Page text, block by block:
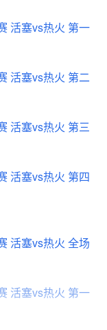
活塞vs热火 第一
活塞vs热火 第二
活塞vs热火 第三
活塞vs热火 第四
活塞vs热火 全场
活塞vs热火 第一